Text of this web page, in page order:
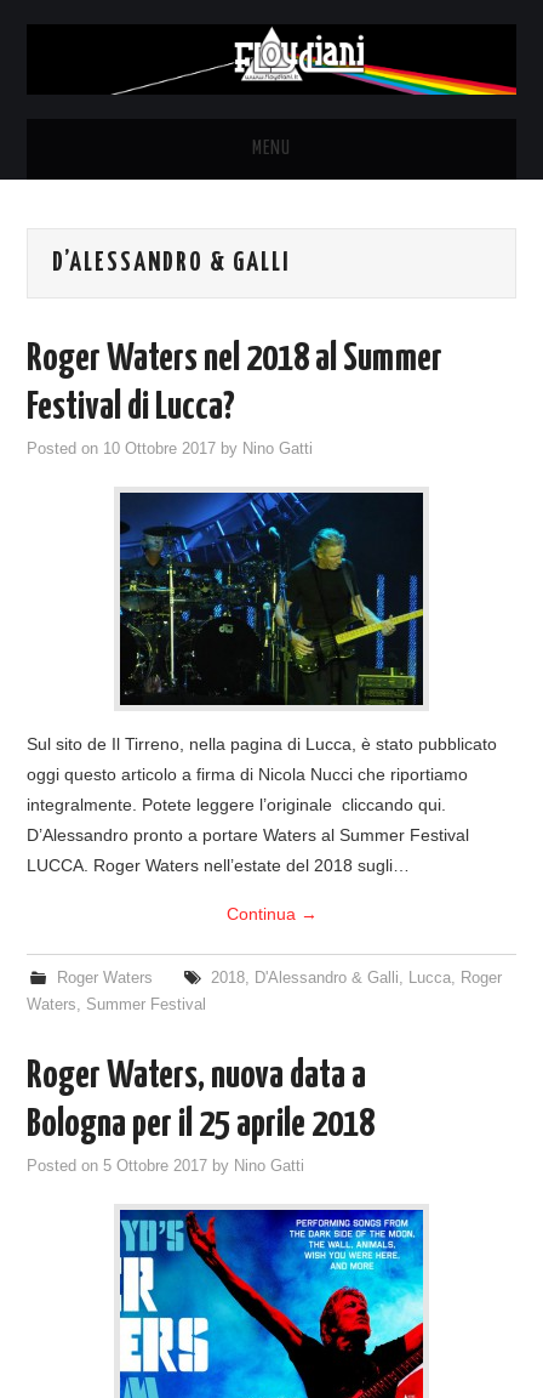
MENU
NEWS
SYD BARRETT – ALLE SOGLIE
DELL’ALBA
COVER & TRIBUTI
DISCOGRAFIA
LINKS
CONTATTI
POLICY/COOKIES
D’ALESSANDRO & GALLI
Roger Waters nel 2018 al Summer
Festival di Lucca?
Posted on 10 Ottobre 2017 by Nino Gatti
Sul sito de Il Tirreno, nella pagina di Lucca, è stato pubblicato
oggi questo articolo a firma di Nicola Nucci che riportiamo
integralmente. Potete leggere l’originale cliccando qui.
D’Alessandro pronto a portare Waters al Summer Festival
LUCCA. Roger Waters nell’estate del 2018 sugli…
Continua →
Roger Waters 2018, D'Alessandro & Galli, Lucca, Roger
Waters, Summer Festival
Roger Waters, nuova data a
Bologna per il 25 aprile 2018
Posted on5 Ottobre 2017 by Nino Gatti